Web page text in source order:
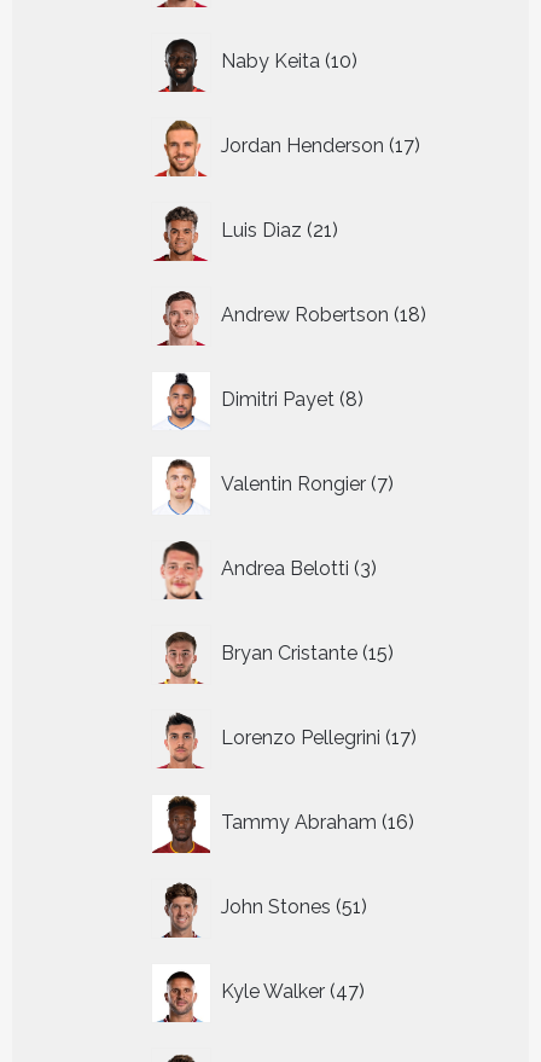
Naby Keita 10
producten
Jordan Henderson 17
producten
Luis Diaz 21
producten
Andrew Robertson 18
producten
Dimitri Payet 8
producten
Valentin Rongier 7
producten
Andrea Belotti 3
producten
Bryan Cristante 15
producten
Lorenzo Pellegrini 17
producten
Tammy Abraham 16
producten
John Stones 51
producten
Kyle Walker 47
producten